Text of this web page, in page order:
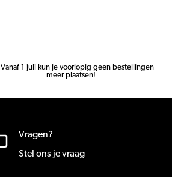
Vanaf 1 juli kun je voorlopig geen bestellingen
meer plaatsen!
Vragen?
Stel ons je vraag